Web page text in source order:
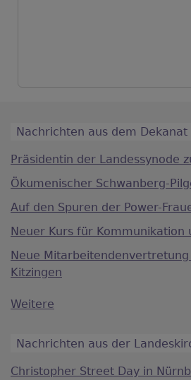
Nachrichten aus dem Dekanat
Präsidentin der Landessynode
Ökumenischer Schwanberg-
Auf den Spuren der Power-
Neuer Kurs für Kommunikation
Neue
Kitzingen
Weitere
Nachrichten aus der
Christopher Street Day in